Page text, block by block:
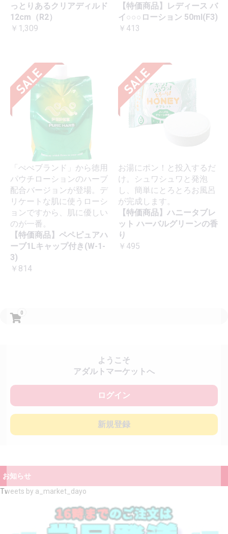
0
ようこそ
アダルトマーケットへ
ログイン
新規登録
お知らせ
Tweets by a_market_dayo
っとりあるクリアディルド
12cm（R2）
￥1,309
【特価商品】レディース バ
イ○○○ローション 50ml(F3)
￥413
「ぺぺブランド」から徳用
パウチローションのハーブ
配合バージョンが登場。デ
リケートな肌に使うローシ
ョンですから、肌に優しい
のが一番。
【特価商品】ペペピュアハ
ーブ1Lキャップ付き(W-1-
3)
￥814
お湯にポン！と投入するだ
け。シュワシュワと発泡
し、簡単にとろとろお風呂
が完成します。
【特価商品】ハニータブレ
ット ハーバルグリーンの香
り
￥495